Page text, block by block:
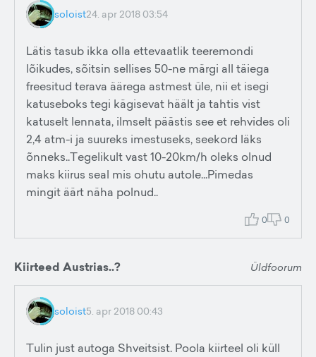
soloist24. apr 2018 03:54
Lätis tasub ikka olla ettevaatlik teeremondi
lõikudes, sõitsin sellises 50-ne märgi all täiega
freesitud terava äärega astmest üle, nii et isegi
katuseboks tegi kägisevat häält ja tahtis vist
katuselt lennata, ilmselt päästis see et rehvides oli
2,4 atm-i ja suureks imestuseks, seekord läks
õnneks..Tegelikult vast 10-20km/h oleks olnud
maks kiirus seal mis ohutu autole...Pimedas
mingit äärt näha polnud..
0 0
Kiirteed Austrias..? Üldfoorum
soloist5. apr 2018 00:43
Tulin just autoga Shveitsist. Poola kiirteel oli küll